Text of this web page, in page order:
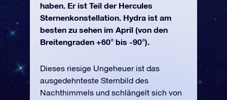
haben. Er ist Teil der Hercules
Sternenkonstellation. Hydra ist am
besten zu sehen im April (von den
Breitengraden +60° bis -90°).
Dieses riesige Ungeheuer ist das
ausgedehnteste Sternbild des
Nachthimmels und schlängelt sich von